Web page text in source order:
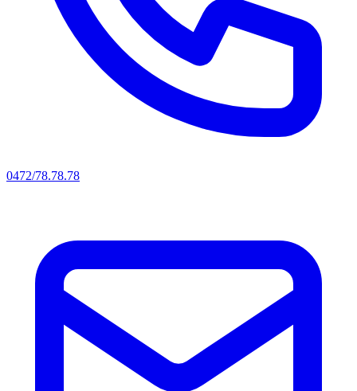
0472/78.78.78